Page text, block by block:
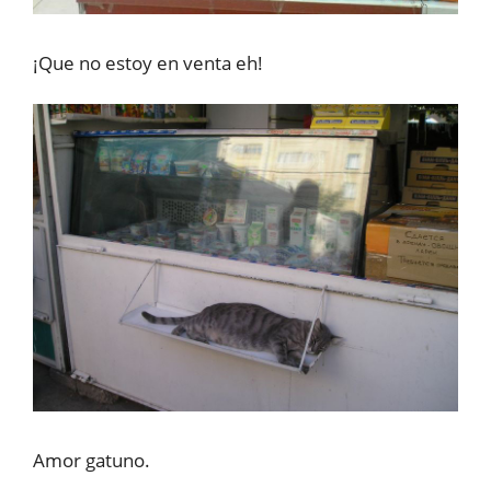
¡Que no estoy en venta eh!
Amor gatuno.